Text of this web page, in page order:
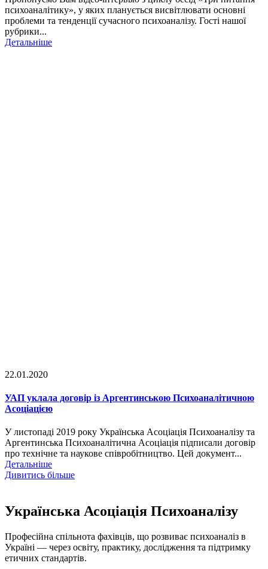
психоаналітику», у яких планується висвітлювати основні
проблеми та тенденції сучасного психоаналізу. Гості нашої
рубрики...
Детальніше
22.01.2020
УАП уклала договір із Аргентинською Психоаналітичною
Асоціацією
У листопаді 2019 року Українська Асоціація Психоаналізу та
Аргентинська Психоаналітична Асоціація підписали договір
про технічне та наукове співробітництво. Цей документ...
Детальніше
Дивитись більше
Українська Асоціація Психоаналізу
Професійна спільнота фахівців, що розвиває психоаналіз в
Україні — через освіту, практику, дослідження та підтримку
етичних стандартів.